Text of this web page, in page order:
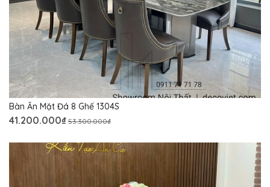
Bàn Ăn Mặt Đá 8 Ghế 1304S
41.200.000₫ 53.300.000₫